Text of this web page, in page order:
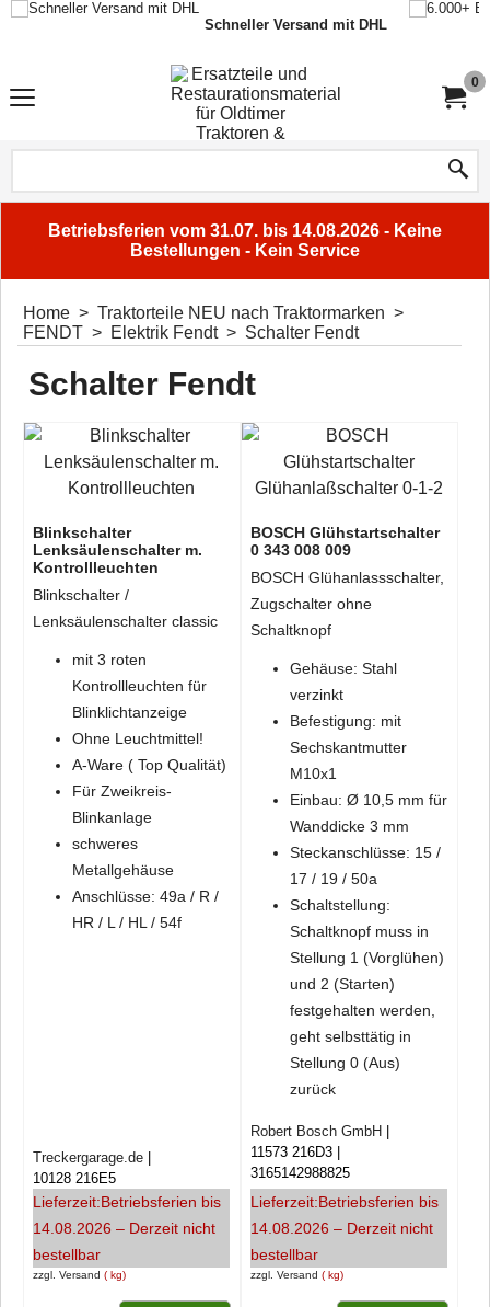
Schneller Versand mit DHL
0
Betriebsferien vom 31.07. bis 14.08.2026 - Keine
Bestellungen - Kein Service
Home > Traktorteile NEU nach Traktormarken >
FENDT > Elektrik Fendt> Schalter Fendt
Schalter Fendt
Blinkschalter
Lenksäulenschalter m.
Kontrollleuchten
Blinkschalter /
Lenksäulenschalter classic
mit 3 roten
Kontrollleuchten für
Blinklichtanzeige
Ohne Leuchtmittel!
A-Ware ( Top Qualität)
Für Zweikreis-
Blinkanlage
schweres
Metallgehäuse
Anschlüsse: 49a / R /
HR / L / HL / 54f
zzgl. Versand kg
Treckergarage.de
10128 216E5
Lieferzeit:Betriebsferien bis
14.08.2026 – Derzeit nicht
bestellbar
BOSCH Glühstartschalter
0 343 008 009
BOSCH Glühanlassschalter,
Zugschalter ohne
Schaltknopf
Gehäuse: Stahl
verzinkt
Befestigung: mit
Sechskantmutter
M10x1
Einbau: Ø 10,5 mm für
Wanddicke 3 mm
Steckanschlüsse: 15 /
17 / 19 / 50a
Schaltstellung:
Schaltknopf muss in
Stellung 1 (Vorglühen)
und 2 (Starten)
festgehalten werden,
geht selbsttätig in
Stellung 0 (Aus)
zurück
zzgl. Versand kg
Robert Bosch GmbH
11573 216D3
3165142988825
Lieferzeit:Betriebsferien bis
14.08.2026 – Derzeit nicht
bestellbar